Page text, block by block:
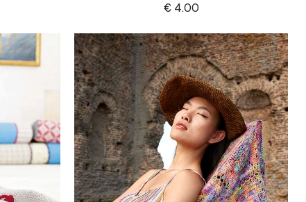
€ 4.00